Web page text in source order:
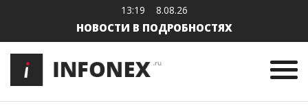
13:19 8.08.26
НОВОСТИ В ПОДРОБНОСТЯХ